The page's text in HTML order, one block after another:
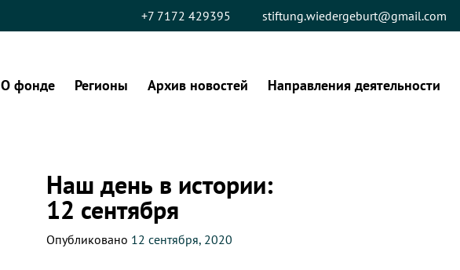
+7 7172 429395 stiftung.wiedergeburt@gmail.com
О фонде Регионы Архив новостей Направления деятельности
Наш день в истории:
12 сентября
Опубликовано 12 сентября, 2020